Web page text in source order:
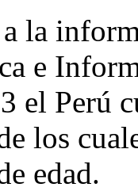
a la
e
el Perú
los
edad.